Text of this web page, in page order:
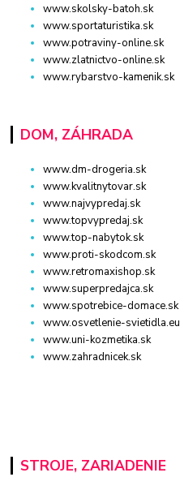
www.skolsky-batoh.sk
www.sportaturistika.sk
www.potraviny-online.sk
www.zlatnictvo-online.sk
www.rybarstvo-kamenik.sk
DOM, ZÁHRADA
www.dm-drogeria.sk
www.kvalitnytovar.sk
www.najvypredaj.sk
www.topvypredaj.sk
www.top-nabytok.sk
www.proti-skodcom.sk
www.retromaxishop.sk
www.superpredajca.sk
www.spotrebice-domace.sk
www.osvetlenie-svietidla.eu
www.uni-kozmetika.sk
www.zahradnicek.sk
STROJE, ZARIADENIE